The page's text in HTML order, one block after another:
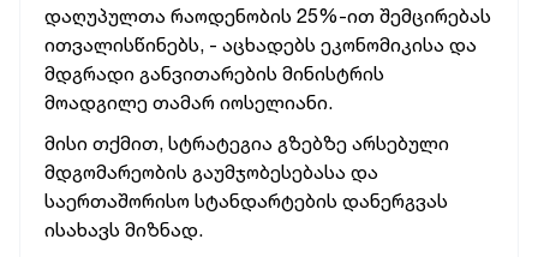
დაღუპულთა რაოდენობის 25%-ით შემცირებას
ითვალისწინებს, - აცხადებს ეკონომიკისა და
მდგრადი განვითარების მინისტრის
მოადგილე თამარ იოსელიანი.
მისი თქმით, სტრატეგია გზებზე არსებული
მდგომარეობის გაუმჯობესებასა და
საერთაშორისო სტანდარტების დანერგვას
ისახავს მიზნად.